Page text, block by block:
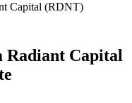
Capital (RDNT)
Radiant Capital